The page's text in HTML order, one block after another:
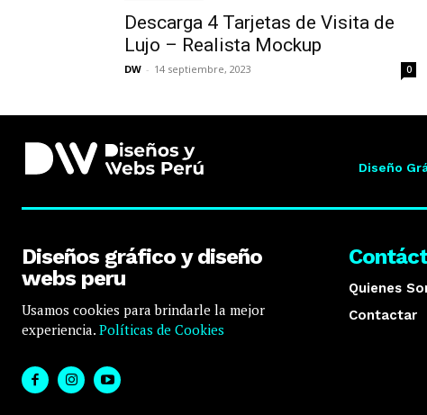
Descarga 4 Tarjetas de Visita de
Lujo – Realista Mockup
DW - 14 septiembre, 2023 0
Diseño
Diseños gráfico y diseño
webs peru
Usamos cookies para brindarle la mejor
experiencia. Políticas de Cookies
Quienes
Contactar